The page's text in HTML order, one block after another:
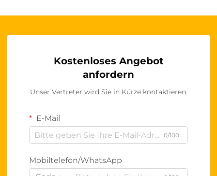
Kostenloses Angebot
anfordern
Unser Vertreter wird Sie in Kürze kontaktieren.
E-Mail
0/100
Mobiltelefon/WhatsApp